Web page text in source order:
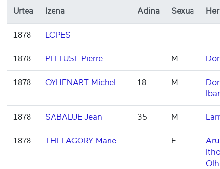
Urtea Izena Adina Sexua
1878 LOPES
1878 PELLUSE Pierre M
1878 OYHENART Michel 18 M
1878 SABALUE Jean 35 M
1878 TEILLAGORY Marie F